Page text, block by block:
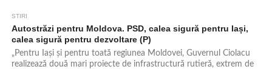
STIRI
Autostrăzi pentru Moldova. PSD, calea sigură pentru Iași,
calea sigură pentru dezvoltare (P)
„Pentru Iași și pentru toată regiunea Moldovei, Guvernul Ciolacu
realizează două mari proiecte de infrastructură rutieră, extrem de